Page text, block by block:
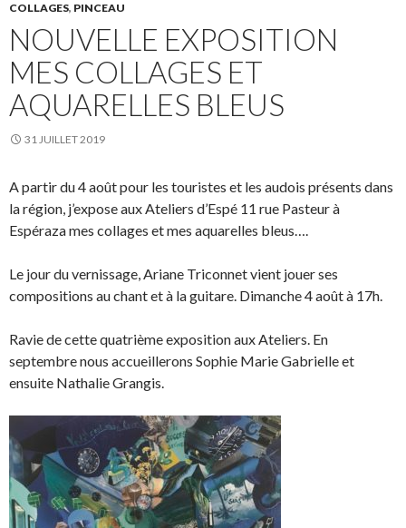
COLLAGES, PINCEAU
NOUVELLE EXPOSITION
MES COLLAGES ET
AQUARELLES BLEUS
31 JUILLET 2019
A partir du 4 août pour les touristes et les audois présents dans
la région, j’expose aux Ateliers d’Espé 11 rue Pasteur à
Espéraza mes collages et mes aquarelles bleus….
Le jour du vernissage, Ariane Triconnet vient jouer ses
compositions au chant et à la guitare. Dimanche 4 août à 17h.
Ravie de cette quatrième exposition aux Ateliers. En
septembre nous accueillerons Sophie Marie Gabrielle et
ensuite Nathalie Grangis.